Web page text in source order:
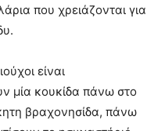
που χρειάζονται για
είναι
μία κουκίδα πάνω στο
βραχονησίδα, πάνω